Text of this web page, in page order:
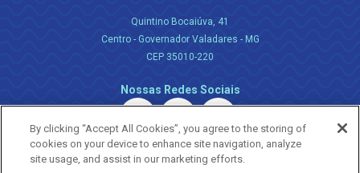
Quintino Bocaiúva, 41
Centro - Governador Valadares - MG
CEP 35010-220
Nossas Redes Sociais
By clicking “Accept All Cookies”, you agree to the storing of
cookies on your device to enhance site navigation, analyze
site usage, and assist in our marketing efforts.